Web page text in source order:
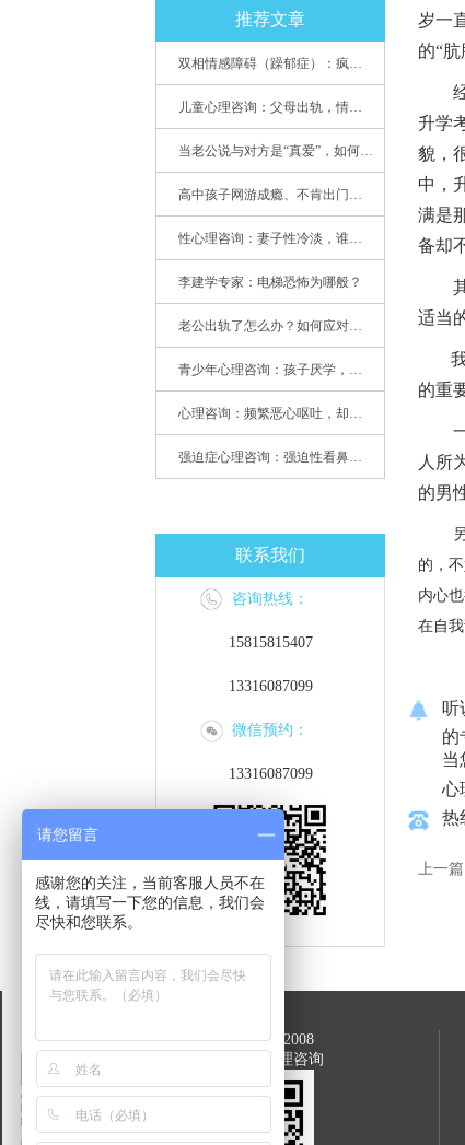
推荐文章
双相情感障碍（躁郁症）：疯子如何走向天才
儿童心理咨询：父母出轨，情感混乱孩子内心的隐秘
当老公说与对方是“真爱”，如何挽救婚姻？(始篇)
高中孩子网游成瘾、不肯出门，家长该怎么办？
性心理咨询：妻子性冷淡，谁之过
李建学专家：电梯恐怖为哪般？
老公出轨了怎么办？如何应对老公出轨？——婚姻心理专家为您支招
青少年心理咨询：孩子厌学，整天沉迷手机，网络成瘾，怎么办?
心理咨询：频繁恶心呕吐，却无身体异常
强迫症心理咨询：强迫性看鼻尖，害我无法学习
联系我们
咨询热线：
15815815407
13316087099
微信预约：
13316087099
岁一
的“
升学
貌，
中，
满是
备却
适当
的重
人所
的男
的，
内心
在自
听
的
当
心
热
上一篇
公众号：tingshuoba2008
或关注：听说吧心理咨询
请您留言
感谢您的关注，当前客服人员不在
线，请填写一下您的信息，我们会
尽快和您联系。